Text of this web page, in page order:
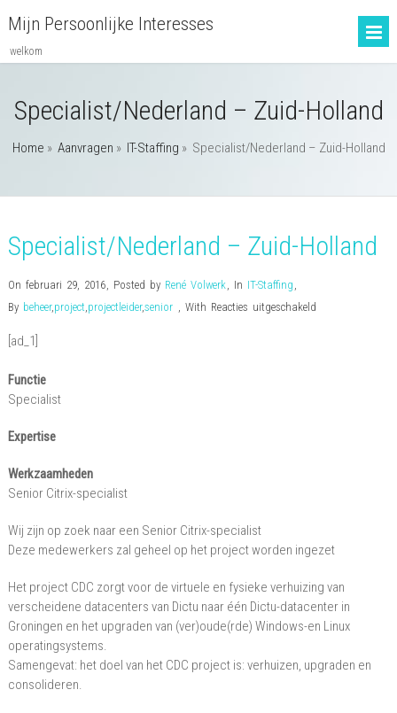
Mijn Persoonlijke Interesses
welkom
Specialist/Nederland – Zuid-Holland
Home » Aanvragen » IT-Staffing » Specialist/Nederland – Zuid-Holland
Specialist/Nederland – Zuid-Holland
On februari 29, 2016, Posted by René Volwerk, In IT-Staffing ,
By beheer,project,projectleider,senior , With Reacties uitgeschakeldvoor
[ad_1]
Functie
Specialist
Expertise
Werkzaamheden
Senior Citrix-specialist
Wij zijn op zoek naar een Senior Citrix-specialist
Deze medewerkers zal geheel op het project worden ingezet
Het project CDC zorgt voor de virtuele en fysieke verhuizing van
verscheidene datacenters van Dictu naar één Dictu-datacenter in
Groningen en het upgraden van (ver)oude(rde) Windows-en Linux
operatingsystems.
Samengevat: het doel van het CDC project is: verhuizen, upgraden en
consolideren.